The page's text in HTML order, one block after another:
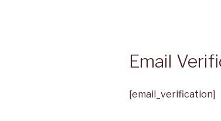
Email
[email_verification]